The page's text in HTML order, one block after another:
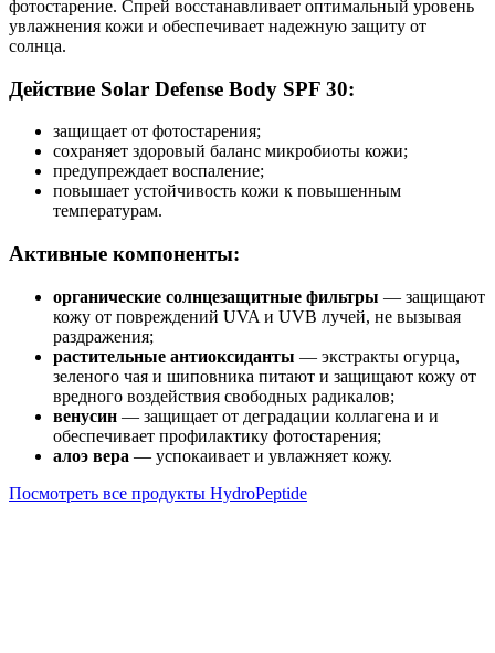
фотостарение. Спрей восстанавливает оптимальный уровень
увлажнения кожи и обеспечивает надежную защиту от
солнца.
Действие Solar Defense Body SPF 30:
защищает от фотостарения;
сохраняет здоровый баланс микробиоты кожи;
предупреждает воспаление;
повышает устойчивость кожи к повышенным
температурам.
Активные компоненты:
органические солнцезащитные фильтры — защищают
кожу от повреждений UVA и UVB лучей, не вызывая
раздражения;
растительные антиоксиданты — экстракты огурца,
зеленого чая и шиповника питают и защищают кожу от
вредного воздействия свободных радикалов;
венусин — защищает от деградации коллагена и и
обеспечивает профилактику фотостарения;
алоэ вера — успокаивает и увлажняет кожу.
Посмотреть все продукты HydroPeptide